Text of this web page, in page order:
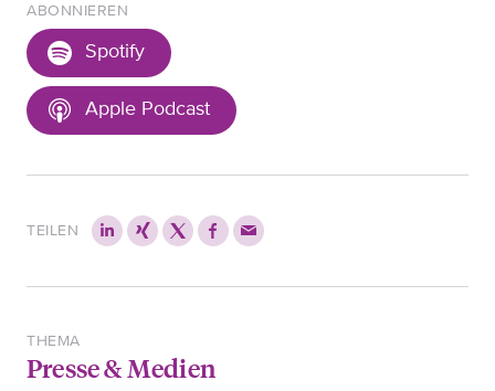
ABONNIEREN
Spotify
Apple Podcast
TEILEN
THEMA
Presse & Medien